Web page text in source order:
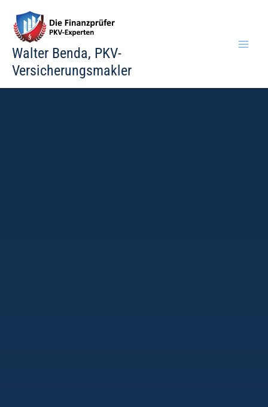
Inhalt
springen
Walter Benda, PKV-
Versicherungsmakler